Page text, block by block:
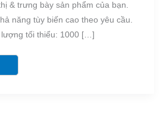
& trưng bày sản phẩm của bạn.
năng tùy biến cao theo yêu cầu.
tối thiểu: 1000 […]